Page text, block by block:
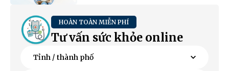
HOÀN TOÀN MIỄN PHÍ
Tư vấn sức khỏe online